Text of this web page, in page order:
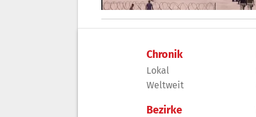
Chronik
Lokal
Weltweit
Bezirke